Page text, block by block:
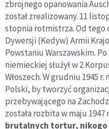
zbrojnego opanowania
został zrealizowany. 11
stopnia rotmistrza. Od tego
Dywersji (Kedyw) Armii
Powstaniu Warszawskim.
niemieckiej służył w 2
Włoszech. W grudniu 1945 r.
Polski, by tworzyć
przebywającego na
została rozbita w maju 1947
brutalnych tortur, nikogo